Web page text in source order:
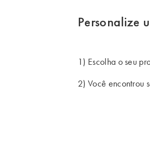
Personalize
1) Escolha o seu
2) Você encontrou